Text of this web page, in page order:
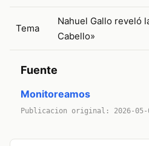
Tema
Nahuel Gallo reveló
Cabello»
Fuente
Monitoreamos
Publicacion original: 2026-05-